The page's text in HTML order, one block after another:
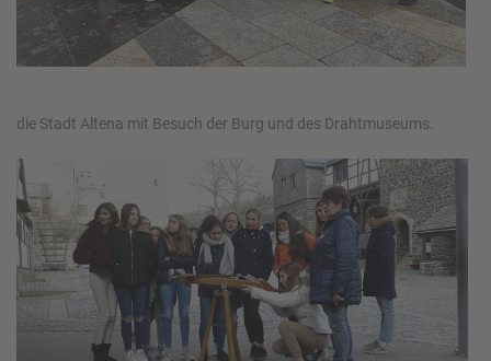
die Stadt Altena mit Besuch der Burg und des Drahtmuseums.